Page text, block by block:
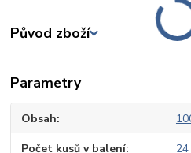
Původ zboží
Parametry
Obsah
Počet kusů v balení